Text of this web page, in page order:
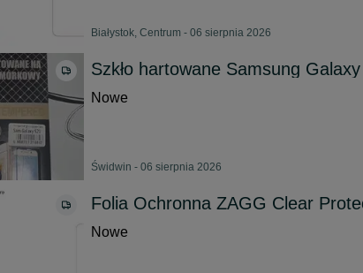
Białystok, Centrum - 06 sierpnia 2026
Szkło hartowane Samsung
Nowe
Świdwin - 06 sierpnia 2026
Folia Ochronna ZAGG Clear
Nowe